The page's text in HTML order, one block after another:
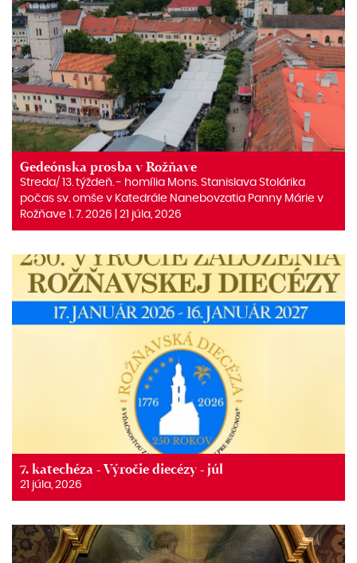
Gedeónska prosba v Rožňave
Streda/ 13. týždeň. ‒ homília Mons. Stanislava Stolárika
počas sv. omše v Katedrále Nanebovzatia Panny Márie v
Rožňave 1. 7. 2026 | 21 júla, 2026
7. katechéza - Výročie diecézy - júl
21 júla, 2026